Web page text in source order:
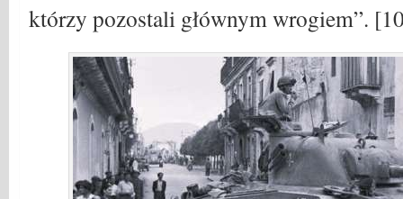
którzy pozostali głównym wrogiem”.